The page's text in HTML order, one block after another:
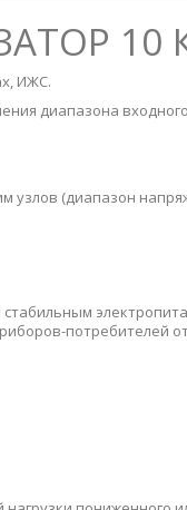
10
ИЖС.
диапазона
(диапазон
потребителей